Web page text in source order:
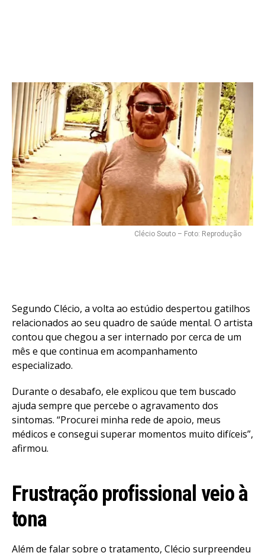
Clécio Souto – Foto: Reprodução
Segundo Clécio, a volta ao estúdio despertou gatilhos
relacionados ao seu quadro de saúde mental. O artista
contou que chegou a ser internado por cerca de um
mês e que continua em acompanhamento
especializado.
Durante o desabafo, ele explicou que tem buscado
ajuda sempre que percebe o agravamento dos
sintomas. “Procurei minha rede de apoio, meus
médicos e consegui superar momentos muito difíceis”,
afirmou.
Frustração profissional veio à
tona
Além de falar sobre o tratamento, Clécio surpreendeu
Whatsapp
Email